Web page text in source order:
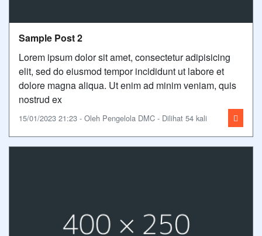
Sample Post 2
Lorem ipsum dolor sit amet, consectetur adipisicing
elit, sed do eiusmod tempor incididunt ut labore et
dolore magna aliqua. Ut enim ad minim veniam, quis
nostrud ex
15/01/2023 21:23 - Oleh Pengelola DMC - Dilihat 54 kali